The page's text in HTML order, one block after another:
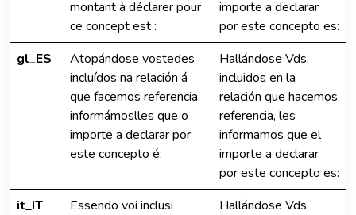
montant à déclarer pour
ce concept est :
importe a declarar
por este concepto es:
gl_ES
Atopándose vostedes
incluídos na relación á
que facemos referencia,
informámoslles que o
importe a declarar por
este concepto é:
Hallándose Vds.
incluidos en la
relación que hacemos
referencia, les
informamos que el
importe a declarar
por este concepto es:
it_IT
Essendo voi inclusi
Hallándose Vds.